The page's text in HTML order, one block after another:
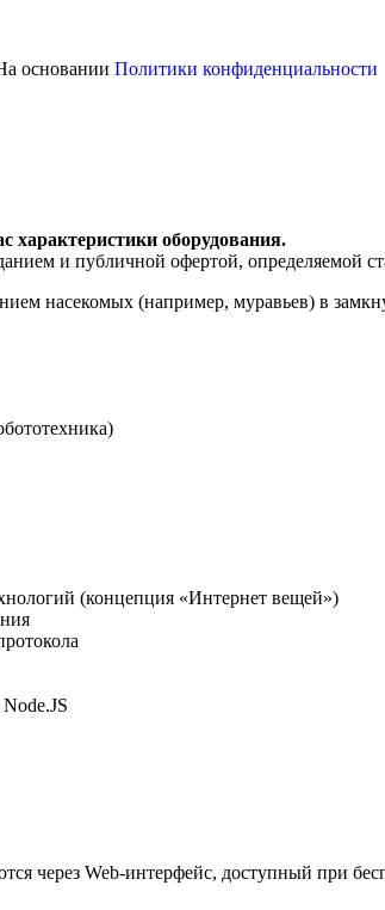
основании Политики конфиденциальности
характеристики оборудования.
и публичной офертой, определяемой
насекомых (например, муравьев) в
(концепция «Интернет вещей»)
через Web-интерфейс, доступный при